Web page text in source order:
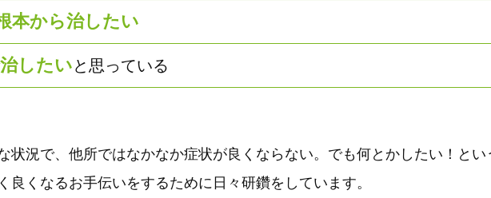
本から治したい
したいと思っている
状況で、他所ではなかなか症状が良くならない。でも何とかしたい！と
良くなるお手伝いをするために日々研鑽をしています。